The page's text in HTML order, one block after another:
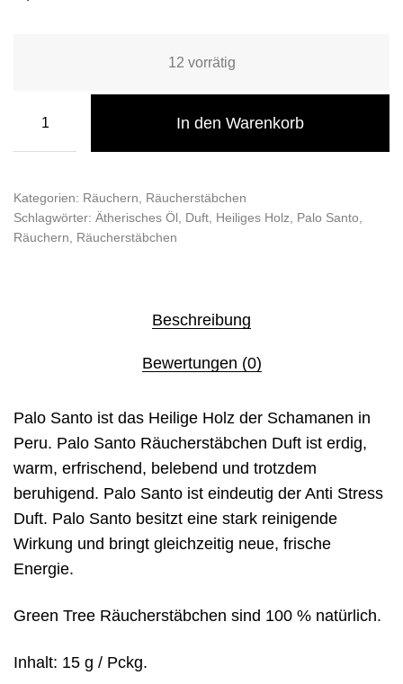
12 vorrätig
In den Warenkorb
Kategorien: Räuchern
Räucherstäbchen
Schlagwörter: Ätherisches Öl Duft Heiliges Holz Palo Santo
Räuchern
Räucherstäbchen
Beschreibung
Bewertungen (0)
Palo Santo ist das Heilige Holz der Schamanen in
Peru. Palo Santo Räucherstäbchen Duft ist erdig,
warm, erfrischend, belebend und trotzdem
beruhigend. Palo Santo ist eindeutig der Anti Stress
Duft. Palo Santo besitzt eine stark reinigende
Wirkung und bringt gleichzeitig neue, frische
Energie.
Green Tree Räucherstäbchen sind 100 % natürlich.
Inhalt: 15 g / Pckg.